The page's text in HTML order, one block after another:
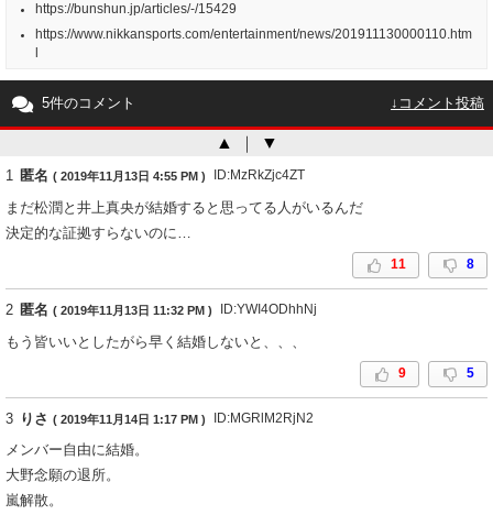
https://bunshun.jp/articles/-/15429
https://www.nikkansports.com/entertainment/news/201911130000110.htm
5件のコメント ↓コメント投稿
▲ ｜ ▼
1 匿名 ( 2019年11月13日 4:55 PM ) ID:MzRkZjc4ZT
まだ松潤と井上真央が結婚すると思ってる人がいるんだ
決定的な証拠すらないのに…
11 8
2 匿名 ( 2019年11月13日 11:32 PM ) ID:YWI4ODhhNj
もう皆いいとしたがら早く結婚しないと、、、
9 5
3 りさ ( 2019年11月14日 1:17 PM ) ID:MGRlM2RjN2
メンバー自由に結婚。
大野念願の退所。
嵐解散。